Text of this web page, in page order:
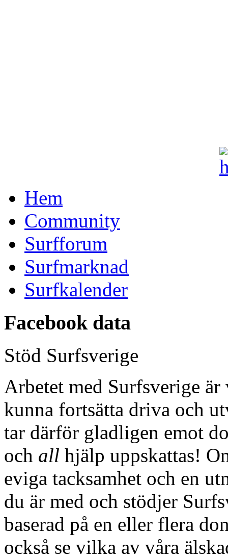
Hem
Community
Surfforum
Surfmarknad
Surfkalender
Facebook data
Stöd Surfsverige
Arbetet med Surfsverige
kunna fortsätta driva och
tar därför gladligen emot
och all hjälp uppskattas!
eviga tacksamhet och en
du är med och stödjer
baserad på en eller flera
också se vilka av våra